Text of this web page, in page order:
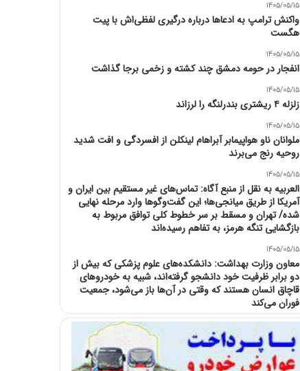
1405/05/15
واکنش ترامپ به ادعاها درباره درگیری لفظی‌اش با پیت
هگست
1405/05/15
انفجار در حومه دمشق چند کشته و زخمی برجا گذاشت
1405/05/15
زلزله ۴ ریشتری بندرلنگه را لرزاند
1405/05/15
ملوانان ناو هواپیمابر آبراهام لینکلن از افسردگی و افت شدید
روحیه رنج می‌برند
1405/05/15
العربیه به نقل از منبع آگاه: تماس‌های غیر مستقیم بین ایران و
آمریکا از طریق میانجی‌ها؛ این گفت‌و‌گو‌ها وارد مرحله نهایی
شده/ تهران و مسقط بر سر خطوط کلی توافق مربوط به
بازگشایی تنگه هرمز، به تفاهم رسیده‌اند
1405/05/15
معاون وزارت بهداشت: دانشکده‌های علوم پزشکی که بیش از
دو برابر ظرفیت خود دانشجو گرفته‌اند، شبیه به خودرو‌های
قاچاق انسان هستند که وقتی در آن‌ها باز می‌شود، جمعیت
فوران می‌کند